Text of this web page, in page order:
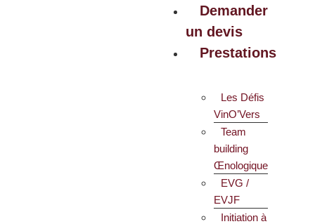
Demander
un devis
Prestations
Les Défis
VinO’Vers
Team
building
Œnologique
EVG /
EVJF
Initiation à